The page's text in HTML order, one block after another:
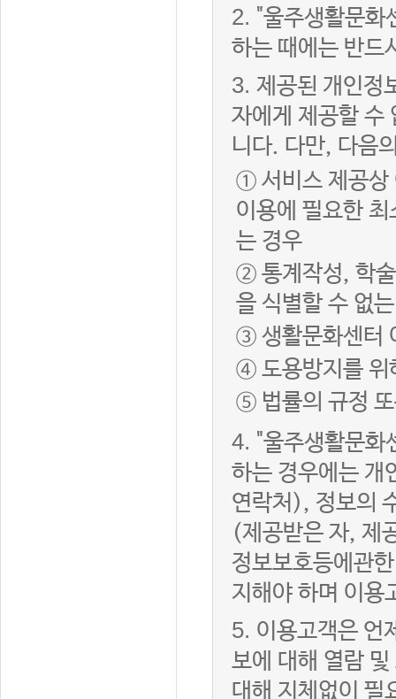
2. "울주생활문화
하는 때에는 반드
3. 제공된 개인정
자에게 제공할 수
니다. 다만, 다음
① 서비스 제공상
이용에 필요한
는 경우
② 통계작성, 학
을 식별할 수 없
③ 생활문화센터
④ 도용방지를 위
⑤ 법률의 규정 또
4. "울주생활문화
하는 경우에는 개
연락처), 정보의
(제공받은 자, 제
정보보호등에관
지해야 하며 이용
5. 이용고객은 언
보에 대해 열람
대해 지체없이 필